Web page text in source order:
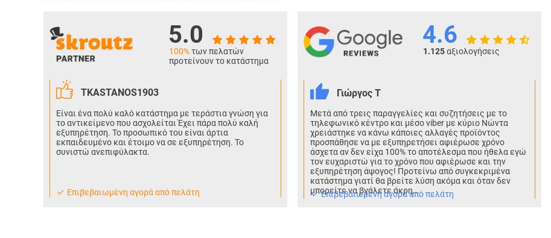
5.0
100%των πελατών
προτείνουν το κατάστημα
TKASTANOS1903
Είναι ένα πολύ καλό κατάστημα με τεράστια γνώση για
το αντικείμενο που ασχολείται Έχει πάρα πολύ καλή
εξυπηρέτηση. Το προσωπικό του είναι άρτια
εκπαιδευμένο και έτοιμο να σε εξυπηρέτηση. Το
συνιστώ ανεπιφύλακτα.
Eπιβεβαιωμένη αγορά από πελάτη
4.6
1.125αξιολογήσεις
Γιώργος Τ
Μετά από τρεις παραγγελίες και συζητήσεις με το
τηλεφωνικό κέντρο και μέσο viber με κύριο Νώντα
χρειάστηκε να κάνω κάποιες αλλαγές προϊόντος
προσπάθησε να με εξυπηρετήσει αφιέρωσε χρόνο
άσχετα αν δεν είχα 100% το αποτέλεσμα που ήθελα εγώ
τον ευχαριστώ για το χρόνο που αφιέρωσε και την
εξυπηρέτηση άψογος! Προτείνω από συγκεκριμένα
κατάστημα γιατί θα βρείτε λύση ακόμα και όταν δεν
μπορείτε να βγάλετε άκρη..
Eπιβεβαιωμένη αγορά από πελάτη